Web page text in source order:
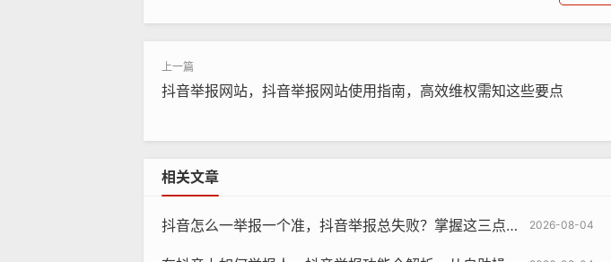
抖音举报网站，抖音举报网站使用指南，高效维权需知这些要点
相关文章
2026-08-04
抖音怎么一举报一个准，抖音举报总失败？掌握这三点核心逻辑，一举报一个准